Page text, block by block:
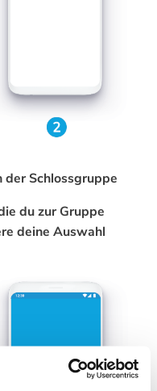
der Schlossgruppe
du zur Gruppe
deine Auswahl